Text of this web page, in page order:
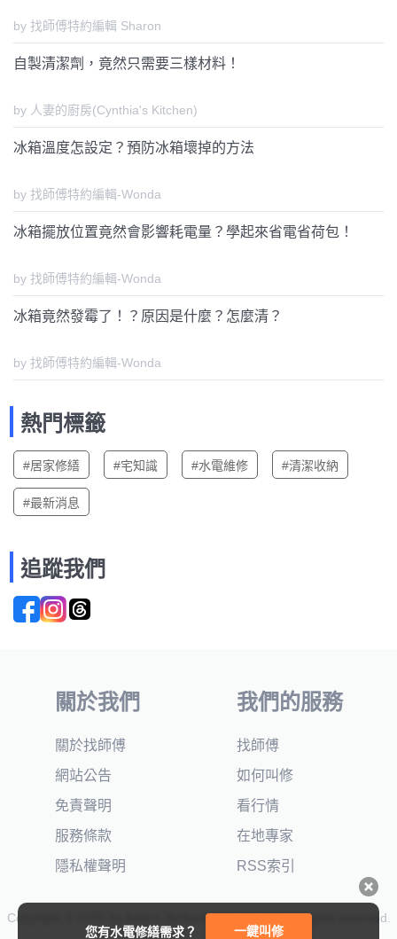
您有水電修繕需求？ 一鍵叫修
by 找師傅特約編輯 Sharon
自製清潔劑，竟然只需要三樣材料！
by 人妻的廚房(Cynthia's Kitchen)
冰箱溫度怎設定？預防冰箱壞掉的方法
by 找師傅特約編輯-Wonda
冰箱擺放位置竟然會影響耗電量？學起來省電省荷包！
by 找師傅特約編輯-Wonda
冰箱竟然發霉了！？原因是什麼？怎麼清？
by 找師傅特約編輯-Wonda
熱門標籤
#居家修繕 #宅知識 #水電維修 #清潔收納
#最新消息
追蹤我們
關於我們
關於找師傅
網站公告
免責聲明
服務條款
隱私權聲明
我們的服務
找師傅
如何叫修
看行情
在地專家
RSS索引
Copyright © 2025 by Addcn Technology Co., Ltd. All Rights reserved.